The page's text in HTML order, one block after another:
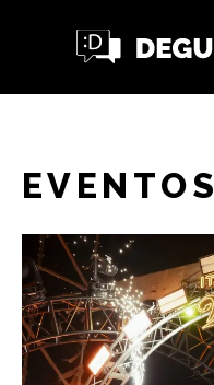
EVENTOS